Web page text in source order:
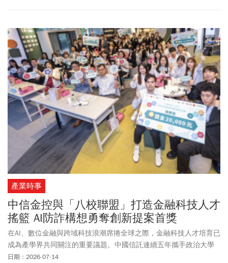
產業時事
中信金控與「八校聯盟」打造金融科技人才
搖籃 AI防詐構想勇奪創新提案首獎
在AI、數位金融與跨域科技浪潮席捲全球之際，金融科技人才培育已
成為產學界共同關注的重要議題。中國信託連續五年攜手政治大學
金融科技研究中心，串聯輔仁大學、淡江大學、台北大學、東吳大
日期：2026-07-14